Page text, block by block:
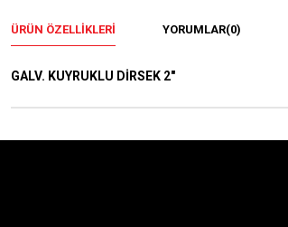
ÜRÜN ÖZELLIKLERI YORUMLAR(0)
GALV. KUYRUKLU DİRSEK 2"